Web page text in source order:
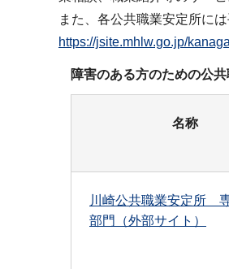
また、各公共職業安定所に
https://jsite.mhlw.go.jp/
障害のある方のための公
名称
川崎公共職業安定所
部門（外部サイト）